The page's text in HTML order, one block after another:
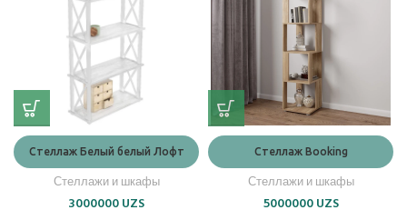
Стеллаж Белый белый Лофт
Стеллажи и шкафы
3000000UZS
Стеллаж Booking
Стеллажи и шкафы
5000000UZS